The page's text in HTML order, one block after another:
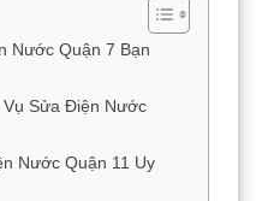
Nước Quận 7 Bạn
Vụ Sửa Điện Nước
Nước Quận 11 Uy